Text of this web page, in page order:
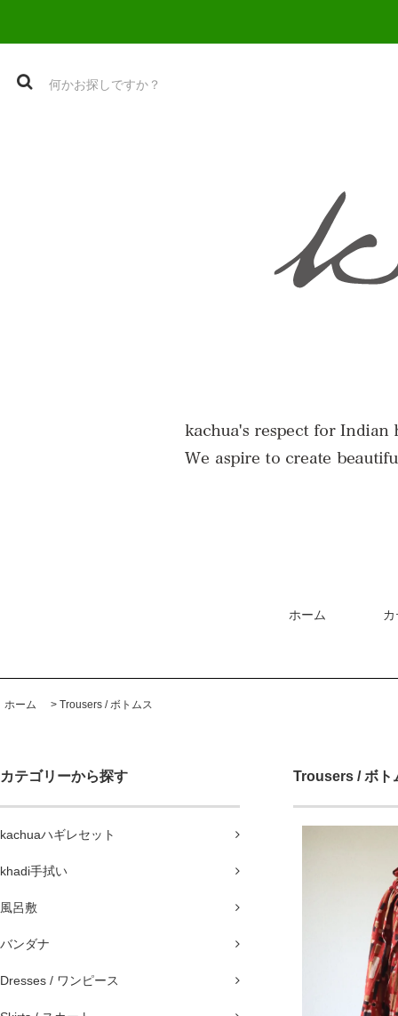
ホーム
ホーム > Trousers / ボトムス
カテゴリーから探す
kachuaハギレセット
khadi手拭い
風呂敷
バンダナ
Dresses / ワンピース
Trousers / ボト